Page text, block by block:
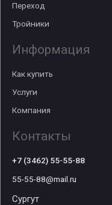
Переход
Тройники
Информация
Как купить
Услуги
Компания
Контакты
+7 (3462) 55-55-88
55-55-88@mail.ru
Сургут